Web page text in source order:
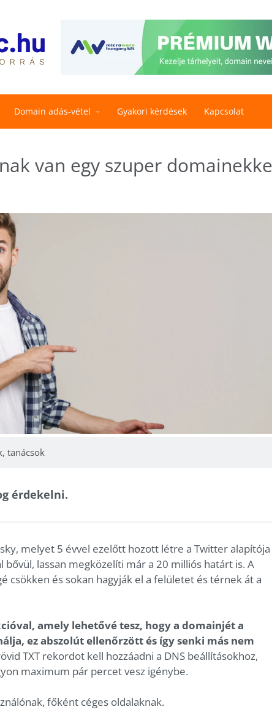
Domain adás-vétel Gyakori kérdések Kapcsolat
van egy szuper
tanácsok
érdekelni.
melyet 5 évvel ezelőtt hozott létre a Twitter alapítója
lassan megközelíti már a 20 milliós határt is. A
csökken és sokan hagyják el a felületet és térnek át a
amely lehetővé tesz, hogy a domainjét a
ez abszolút ellenőrzött és így senki más nem
TXT rekordot kell hozzáadni a DNS beállításokhoz,
maximum pár percet vesz igénybe.
főként céges oldalaknak.